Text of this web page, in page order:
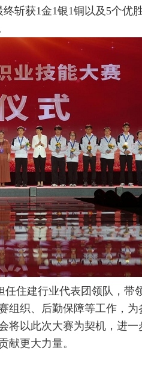
斩获1金1银1铜以及5个优
住建行业代表团领队，带
组织、后勤保障等工作，为
将以此次大赛为契机，进
献更大力量。
（通